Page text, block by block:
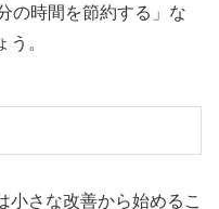
の時間を節約する」な
。
小さな改善から始めるこ